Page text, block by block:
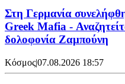
Στη Γερμανία
Greek Mafia -
δολοφονία Ζαμπούνη
Κόσμος|07.08.2026 18:57